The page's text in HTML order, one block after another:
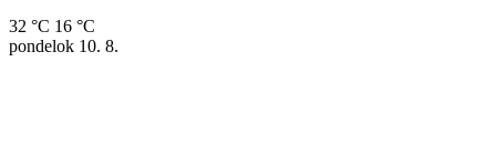
32 °C 16 °C
pondelok 10. 8.